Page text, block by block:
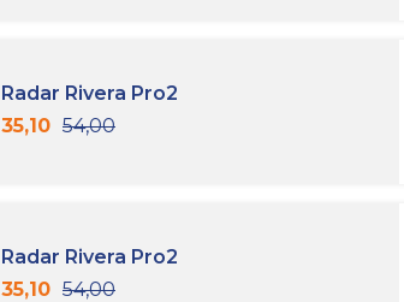
Radar Rivera Pro2
35,10 54,00
Radar Rivera Pro2
35,10 54,00